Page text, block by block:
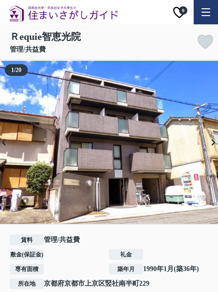
0
Ｒequie智恵光院
管理/共益費
1/20
賃料 管理/共益費
敷金(保証金) 礼金
専有面積 築年月 1990年1月(築36年)
所在地 京都府京都市上京区竪社南半町 229